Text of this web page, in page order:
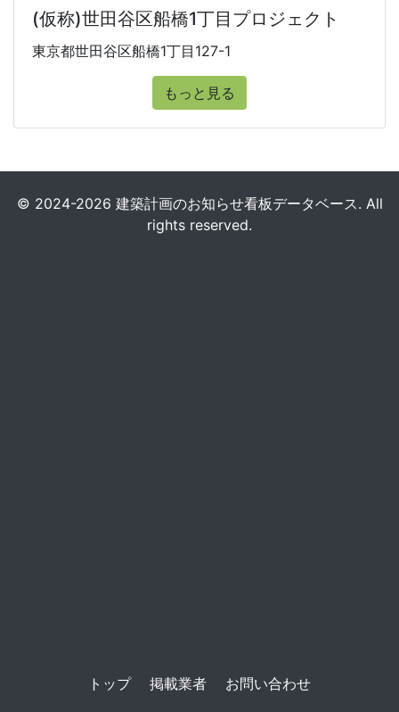
(仮称)世田谷区船橋1丁目プロジェクト
東京都世田谷区船橋1丁目127-1
もっと見る
© 2024-2026 建築計画のお知らせ看板データベース. All
rights reserved.
トップ 掲載業者 お問い合わせ